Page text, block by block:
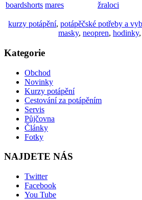
boardshorts mares žraloci
kurzy potápění, potápěčské potřeby a
masky, neopren, hodinky,
Kategorie
Obchod
Novinky
Kurzy potápění
Cestování za potápěním
Servis
Půjčovna
Články
Fotky
NAJDETE NÁS
Twitter
Facebook
You Tube